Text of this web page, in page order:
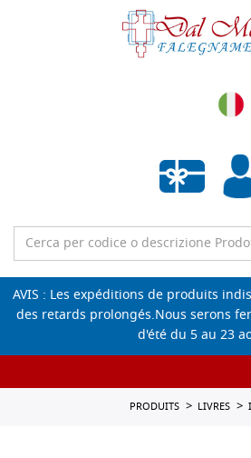
Liste de
AVIS : Les expéditions de produits
des retards prolongés.Nous serons
d'été du 5 au 23
PRODUITS LIVRES